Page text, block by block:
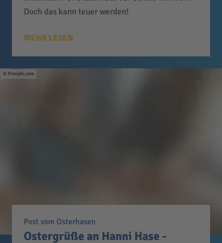
Doch das kann teuer werden!
MEHR LESEN
Freepik.com
Post vom Osterhasen
Ostergrüße an Hanni Hase -